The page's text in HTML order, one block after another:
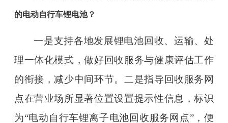
的电动自行车锂电池？
一是支持各地发展锂电池回收、运输、处
理一体化模式，做好回收服务与健康评估工作
的衔接，减少中间环节。二是指导回收服务网
点在营业场所显著位置设置提示性信息，标识
为“电动自行车锂离子电池回收服务网点”，便